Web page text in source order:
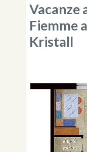
Vacanze
Fiemme
Kristall